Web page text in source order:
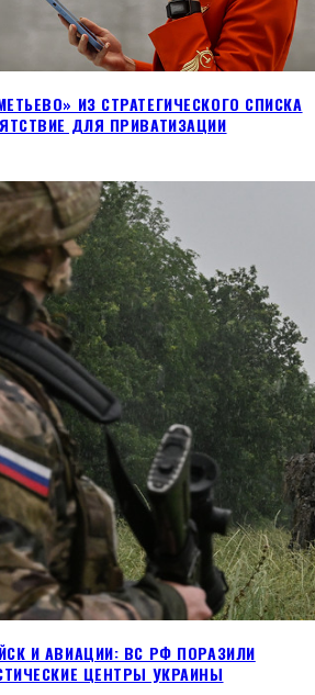
ИЗ СТРАТЕГИЧЕСКОГО СПИСКА
ДЛЯ ПРИВАТИЗАЦИИ
И АВИАЦИИ: ВС РФ ПОРАЗИЛИ
ЦЕНТРЫ УКРАИНЫ